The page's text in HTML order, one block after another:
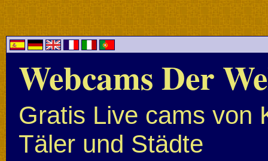
Webcams Der
Gratis Live cams von
Täler und Städte